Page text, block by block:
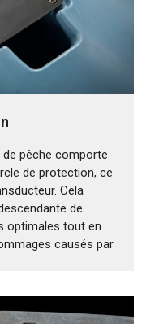
pêche comporte
de protection, ce
Cela
de
optimales tout en
causés par